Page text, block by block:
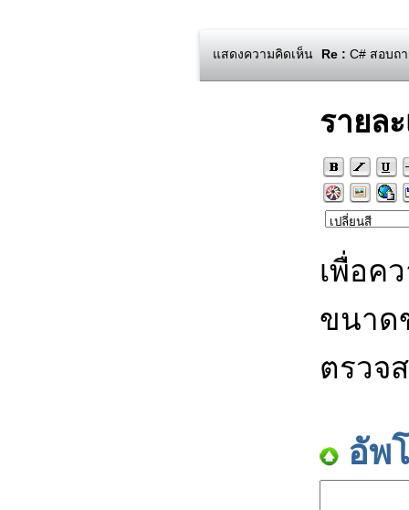
แสดงความคิดเห็น Re : C# สอบถ
รายล
เพื่อค
ขนาด
ตรวจ
อัพ